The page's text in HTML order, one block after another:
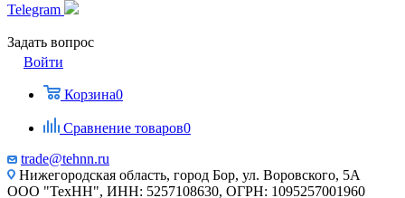
Telegram
Задать вопрос
Войти
Корзина0
Сравнение товаров0
trade@tehnn.ru
Нижегородская область, город Бор, ул. Воровского, 5А
ООО "ТехНН", ИНН: 5257108630, ОГРН: 1095257001960